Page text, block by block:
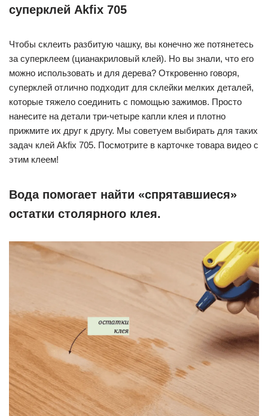
суперклей Akfix 705
Чтобы склеить разбитую чашку, вы конечно же потянетесь
за суперклеем (цианакриловый клей). Но вы знали, что его
можно использовать и для дерева? Откровенно говоря,
суперклей отлично подходит для склейки мелких деталей,
которые тяжело соединить с помощью зажимов. Просто
нанесите на детали три-четыре капли клея и плотно
прижмите их друг к другу. Мы советуем выбирать для таких
задач клей Akfix 705. Посмотрите в карточке товара видео с
этим клеем!
Вода помогает найти «спрятавшиеся»
остатки столярного клея.